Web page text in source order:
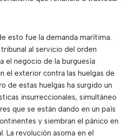
esto fue la demanda marítima.
al servicio del orden
el negocio de la burguesía
el exterior contra las huelgas de
de estas huelgas ha surgido un
insurreccionales, simultáneo
que se están dando en un país
y siembran el pánico en
La revolución asoma en el